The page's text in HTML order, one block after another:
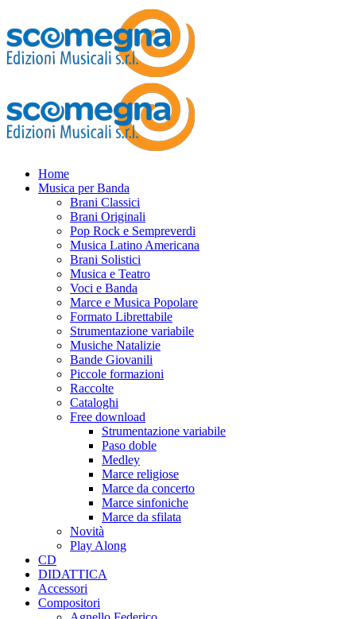
Home
Musica per Banda
Brani Classici
Brani Originali
Pop Rock e Sempreverdi
Musica Latino Americana
Brani Solistici
Musica e Teatro
Voci e Banda
Marce e Musica Popolare
Formato Librettabile
Strumentazione variabile
Musiche Natalizie
Bande Giovanili
Piccole formazioni
Raccolte
Cataloghi
Free download
Strumentazione variabile
Paso doble
Medley
Marce religiose
Marce da concerto
Marce sinfoniche
Marce da sfilata
Novità
Play Along
CD
DIDATTICA
Accessori
Compositori